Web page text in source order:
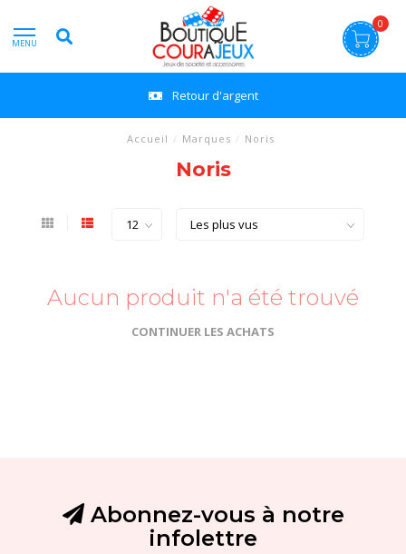
MENU
0
Retour d'argent
Accueil / Marques / Noris
Noris
Aucun produit n'a été trouvé
CONTINUER LES ACHATS
Abonnez-vous à notre
infolettre